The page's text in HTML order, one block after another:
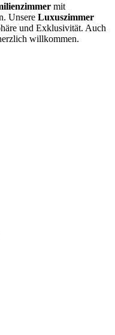
mit
Unsere Luxuszimmer
und Exklusivität. Auch
willkommen.